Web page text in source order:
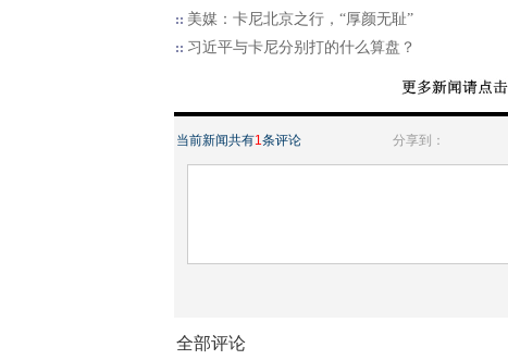
美媒：卡尼北京之行，“厚颜无耻”
习近平与卡尼分别打的什么算盘？
当前新闻共有1条评论 分享到：
全部评论